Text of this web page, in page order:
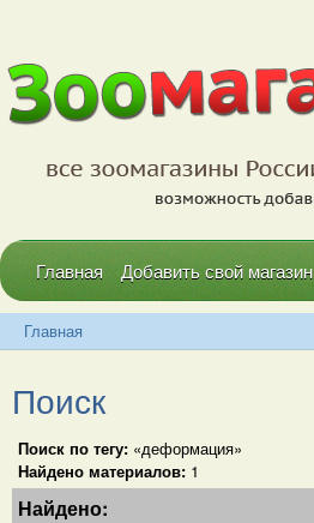
Главная Добавить свой магазин
Главная
Поиск
Поиск по тегу: «деформация»
Найдено материалов: 1
Найдено: